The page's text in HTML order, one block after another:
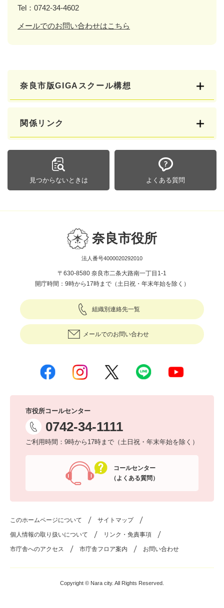
Tel：0742-34-4602
メールでのお問い合わせはこちら
奈良市版GIGAスクール構想
関係リンク
見つからないときは よくある質問
奈良市役所
法人番号4000020292010
〒630-8580 奈良市二条大路南一丁目1-1
開庁時間：9時から17時まで（土日祝・年末年始を除く）
組織別連絡先一覧
メールでのお問い合わせ
市役所コールセンター
0742-34-1111
ご利用時間：9時から17時まで（土日祝・年末年始を除く）
コールセンター
（よくある質問）
このホームページについて サイトマップ
個人情報の取り扱いについて リンク・免責事項
市庁舎へのアクセス 市庁舎フロア案内 お問い合わせ
Copyright © Nara city. All Rights Reserved.